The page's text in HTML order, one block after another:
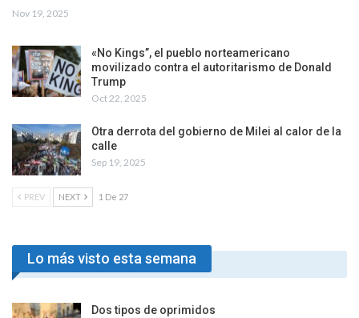
Nov 19, 2025
«No Kings”, el pueblo norteamericano
movilizado contra el autoritarismo de Donald
Trump
Oct 22, 2025
Otra derrota del gobierno de Milei al calor de la
calle
Sep 19, 2025
PREV NEXT 1 De 27
Lo más visto esta semana
Dos tipos de oprimidos